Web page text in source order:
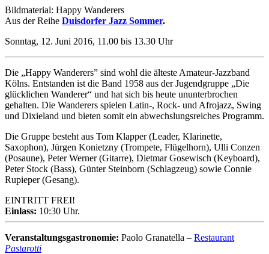
Bildmaterial: Happy Wanderers
Aus der Reihe Duisdorfer Jazz Sommer.
Sonntag, 12. Juni 2016, 11.00 bis 13.30 Uhr
Die „Happy Wanderers” sind wohl die älteste Amateur-Jazzband
Kölns. Entstanden ist die Band 1958 aus der Jugendgruppe „Die
glücklichen Wanderer“ und hat sich bis heute ununterbrochen
gehalten. Die Wanderers spielen Latin-, Rock- und Afrojazz, Swing
und Dixieland und bieten somit ein abwechslungsreiches Programm.
Die Gruppe besteht aus Tom Klapper (Leader, Klarinette,
Saxophon), Jürgen Konietzny (Trompete, Flügelhorn), Ulli Conzen
(Posaune), Peter Werner (Gitarre), Dietmar Gosewisch (Keyboard),
Peter Stock (Bass), Günter Steinborn (Schlagzeug) sowie Connie
Rupieper (Gesang).
EINTRITT FREI!
Einlass: 10:30 Uhr.
Veranstaltungsgastronomie: Paolo Granatella – Restaurant
Pastarotti